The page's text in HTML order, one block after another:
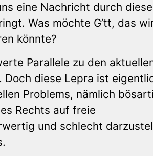
eine Nachricht durch
Was möchte G’tt, das
könnte?
Parallele zu den
diese Lepra ist
Problems, nämlich
Rechts auf freie
und schlecht